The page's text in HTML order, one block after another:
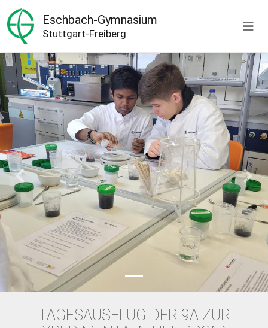
Eschbach-Gymnasium
Stuttgart-Freiberg
Previous Next
TAGESAUSFLUG DER 9A ZUR